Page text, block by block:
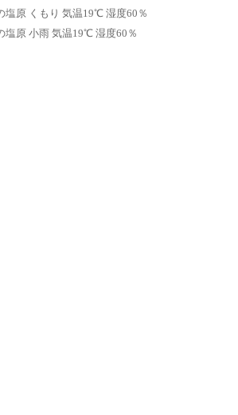
塩原 くもり 気温19℃ 湿度60％
塩原 小雨 気温19℃ 湿度60％